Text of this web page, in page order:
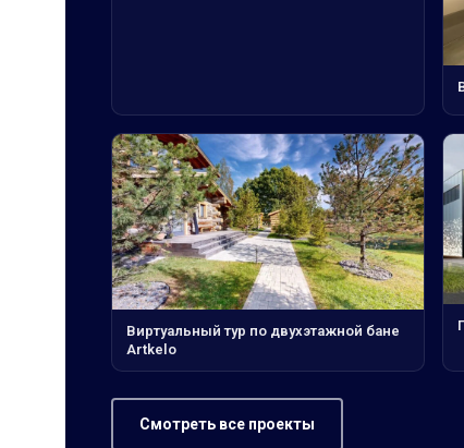
Виртуальный тур по двухэтажной бане
Artkelo
Смотреть все проекты